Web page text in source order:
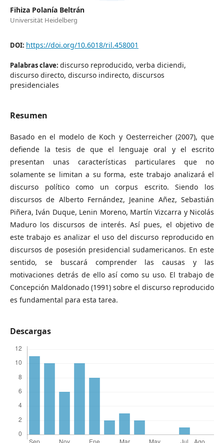
Fihiza Polanía Beltrán
Universität Heidelberg
DOI: https://doi.org/10.6018/ril.458001
Palabras clave: discurso reproducido, verba diciendi,
discurso directo, discurso indirecto, discursos
presidenciales
Resumen
Basado en el modelo de Koch y Oesterreicher (2007), que
defiende la tesis de que el lenguaje oral y el escrito
presentan unas características particulares que no
solamente se limitan a su forma, este trabajo analizará el
discurso político como un corpus escrito. Siendo los
discursos de Alberto Fernández, Jeanine Añez, Sebastián
Piñera, Iván Duque, Lenin Moreno, Martín Vizcarra y Nicolás
Maduro los discursos de interés. Así pues, el objetivo de
este trabajo es analizar el uso del discurso reproducido en
discursos de posesión presidencial sudamericanos. En este
sentido, se buscará comprender las causas y las
motivaciones detrás de ello así como su uso. El trabajo de
Concepción Maldonado (1991) sobre el discurso reproducido
es fundamental para esta tarea.
Descargas